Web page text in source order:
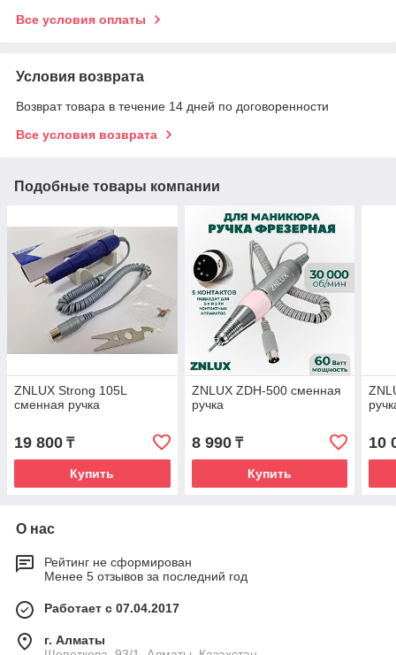
Все условия оплаты
Условия возврата
Возврат товара в течение 14 дней по договоренности
Все условия возврата
Подобные товары компании
ZNLUX Strong 105L
сменная ручка
19 800 ₸
Купить
ZNLUX ZDH-500 сменная
ручка
8 990₸
Купить
10
О нас
Рейтинг не сформирован
Менее 5 отзывов за последний год
Работает с 07.04.2017
г. Алматы